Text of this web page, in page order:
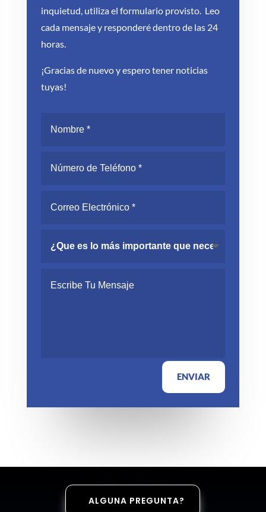
inquietud, utiliza el formulario provisto. Leo
cada mensaje y responderé dentro de las 24
horas.
¡Gracias de nuevo y espero tener noticias
tuyas!
ENVIAR
ALGUNA PREGUNTA?